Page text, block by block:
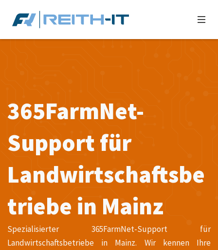
365FarmNet-
Support für
Landwirtschaftsbe
triebe in Mainz
Spezialisierter 365FarmNet-Support für
Landwirtschaftsbetriebe in Mainz. Wir kennen Ihre